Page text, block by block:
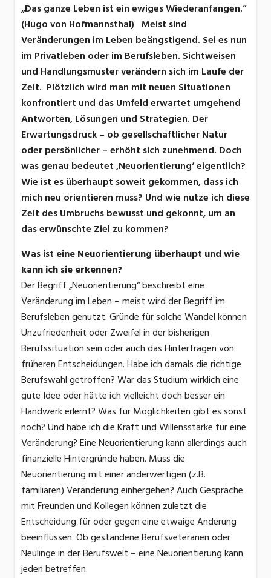
„Das ganze Leben ist ein ewiges Wiederanfangen.“
(Hugo von Hofmannsthal) Meist sind
Veränderungen im Leben beängstigend. Sei es nun
im Privatleben oder im Berufsleben. Sichtweisen
und Handlungsmuster verändern sich im Laufe der
Zeit. Plötzlich wird man mit neuen Situationen
konfrontiert und das Umfeld erwartet umgehend
Antworten, Lösungen und Strategien. Der
Erwartungsdruck – ob gesellschaftlicher Natur
oder persönlicher – erhöht sich zunehmend. Doch
was genau bedeutet ‚Neuorientierung‘ eigentlich?
Wie ist es überhaupt soweit gekommen, dass ich
mich neu orientieren muss? Und wie nutze ich diese
Zeit des Umbruchs bewusst und gekonnt, um an
das erwünschte Ziel zu kommen?
Was ist eine Neuorientierung überhaupt und wie
kann ich sie erkennen?
Der Begriff „Neuorientierung“ beschreibt eine
Veränderung im Leben – meist wird der Begriff im
Berufsleben genutzt. Gründe für solche Wandel können
Unzufriedenheit oder Zweifel in der bisherigen
Berufssituation sein oder auch das Hinterfragen von
früheren Entscheidungen. Habe ich damals die richtige
Berufswahl getroffen? War das Studium wirklich eine
gute Idee oder hätte ich vielleicht doch besser ein
Handwerk erlernt? Was für Möglichkeiten gibt es sonst
noch? Und habe ich die Kraft und Willensstärke für eine
Veränderung? Eine Neuorientierung kann allerdings auch
finanzielle Hintergründe haben. Muss die
Neuorientierung mit einer anderwertigen (z.B.
familiären) Veränderung einhergehen? Auch Gespräche
mit Freunden und Kollegen können zuletzt die
Entscheidung für oder gegen eine etwaige Änderung
beeinflussen. Ob gestandene Berufsveteranen oder
Neulinge in der Berufswelt – eine Neuorientierung kann
jeden betreffen.